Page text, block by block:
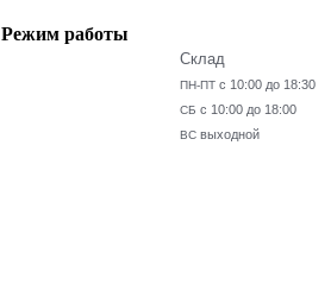
Режим работы
Склад
ПН-ПТ с 10:00 до 18:30
СБ с 10:00 до 18:00
ВС выходной